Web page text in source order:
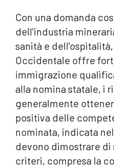
Con una domanda
dell'industria
sanità e
Occidentale offre
immigrazione
alla nomina statale, i
generalmente
positiva delle
nominata, indicata
devono dimostrare
criteri, compresa la